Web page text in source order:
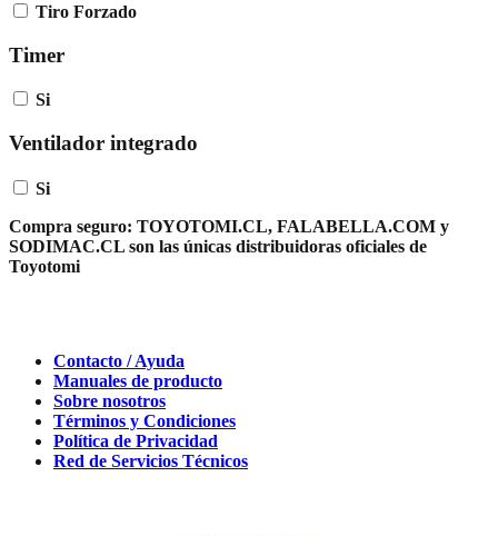
Tiro Forzado
Timer
Si
Ventilador integrado
Si
Compra seguro: TOYOTOMI.CL, FALABELLA.COM y
SODIMAC.CL son las únicas distribuidoras oficiales de
Toyotomi
Contacto / Ayuda
Manuales de producto
Sobre nosotros
Términos y Condiciones
Política de Privacidad
Red de Servicios Técnicos